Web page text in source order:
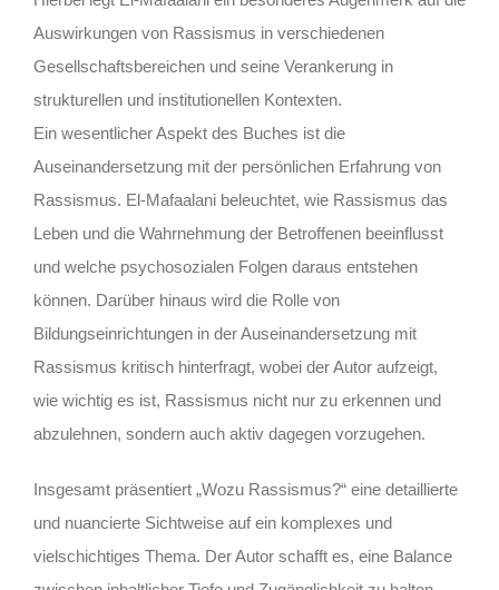
Auswirkungen von Rassismus in verschiedenen
Gesellschaftsbereichen und seine Verankerung in
strukturellen und institutionellen Kontexten.
Ein wesentlicher Aspekt des Buches ist die
Auseinandersetzung mit der persönlichen Erfahrung von
Rassismus. El-Mafaalani beleuchtet, wie Rassismus das
Leben und die Wahrnehmung der Betroffenen beeinflusst
und welche psychosozialen Folgen daraus entstehen
können. Darüber hinaus wird die Rolle von
Bildungseinrichtungen in der Auseinandersetzung mit
Rassismus kritisch hinterfragt, wobei der Autor aufzeigt,
wie wichtig es ist, Rassismus nicht nur zu erkennen und
abzulehnen, sondern auch aktiv dagegen vorzugehen.
Insgesamt präsentiert „Wozu Rassismus?“ eine detaillierte
und nuancierte Sichtweise auf ein komplexes und
vielschichtiges Thema. Der Autor schafft es, eine Balance